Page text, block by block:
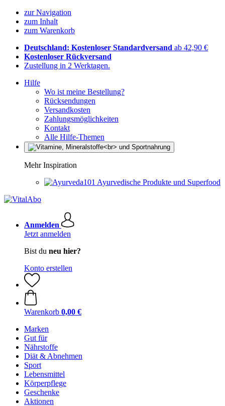
zur Navigation
zum Inhalt
zum Warenkorb
Deutschland: Kostenloser Standardversand ab 42,90 €
Kostenloser Rückversand
Zustellung in 2 Werktagen.
Hilfe
Wo ist meine Bestellung?
Rücksendungen
Versandkosten
Zahlungsmöglichkeiten
Kontakt
Alle Hilfe-Themen
Mehr Inspiration
Ayurvedische Produkte und Superfood
Anmelden
Jetzt anmelden
Bist du neu hier?
Konto erstellen
Warenkorb 0,00 €
Marken
Gut für
Nährstoffe
Diät & Abnehmen
Sport
Lebensmittel
Körperpflege
Geschenke
Aktionen